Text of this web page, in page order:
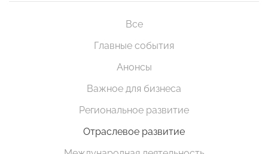
Все
Главные события
Анонсы
Важное для бизнеса
Региональное развитие
Отраслевое развитие